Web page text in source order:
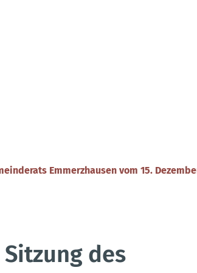
Emmerzhausen vom 15.
des